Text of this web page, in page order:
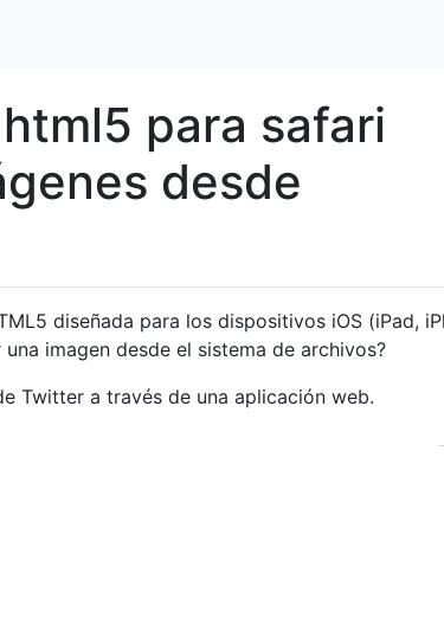
para safari
desde
diseñada para los dispositivos iOS (iPad,
imagen desde el sistema de archivos?
Twitter a través de una aplicación web.